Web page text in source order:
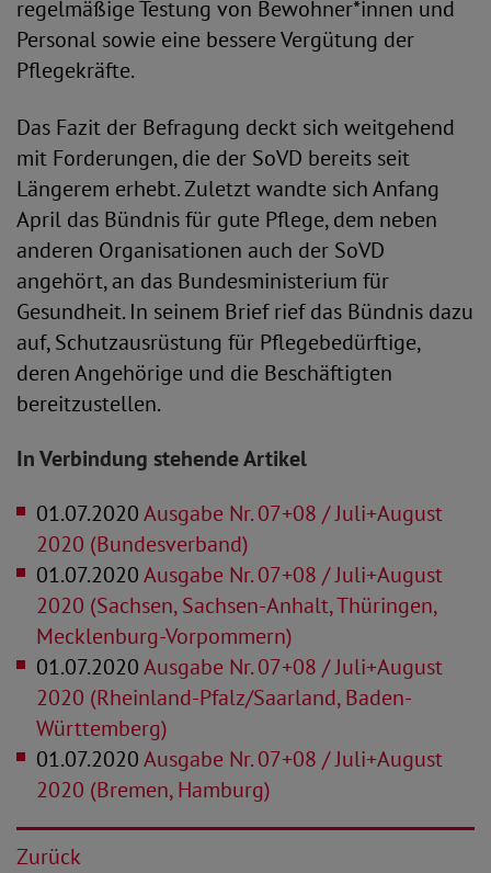
regelmäßige Testung von Bewohner*innen und
Personal sowie eine bessere Vergütung der
Pflegekräfte.
Das Fazit der Befragung deckt sich weitgehend
mit Forderungen, die der SoVD bereits seit
Längerem erhebt. Zuletzt wandte sich Anfang
April das Bündnis für gute Pflege, dem neben
anderen Organisationen auch der SoVD
angehört, an das Bundesministerium für
Gesundheit. In seinem Brief rief das Bündnis dazu
auf, Schutzausrüstung für Pflegebedürftige,
deren Angehörige und die Beschäftigten
bereitzustellen.
In Verbindung stehende Artikel
01.07.2020Ausgabe Nr. 07+08 / Juli+August
2020 (Bundesverband)
01.07.2020Ausgabe Nr. 07+08 / Juli+August
2020 (Sachsen, Sachsen-Anhalt, Thüringen,
Mecklenburg-Vorpommern)
01.07.2020Ausgabe Nr. 07+08 / Juli+August
2020 (Rheinland-Pfalz/Saarland, Baden-
Württemberg)
01.07.2020Ausgabe Nr. 07+08 / Juli+August
2020 (Bremen, Hamburg)
Zurück